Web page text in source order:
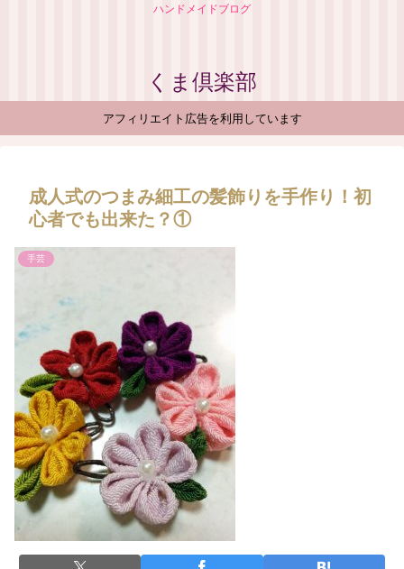
ハンドメイドブログ
くま倶楽部
アフィリエイト広告を利用しています
成人式のつまみ細工の髪飾りを手作り！初
心者でも出来た？①
手芸